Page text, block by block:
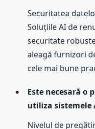
Securitatea
Soluțiile AI de
securitate
aleagă furnizori
cele mai bune
Este necesară o
utiliza sistemele
Nivelul de